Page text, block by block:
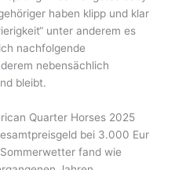
haben klipp und klar
unter anderem es
nachfolgende
nebensächlich
bleibt.
Quarter Horses 2025
bei 3.000 Eur
fand wie